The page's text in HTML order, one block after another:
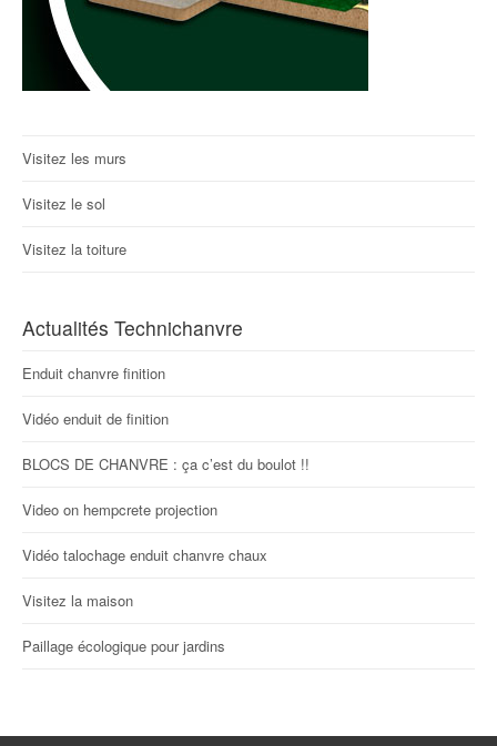
Visitez les murs
Visitez le sol
Visitez la toiture
Actualités Technichanvre
Enduit chanvre finition
Vidéo enduit de finition
BLOCS DE CHANVRE : ça c’est du boulot !!
Video on hempcrete projection
Vidéo talochage enduit chanvre chaux
Visitez la maison
Paillage écologique pour jardins